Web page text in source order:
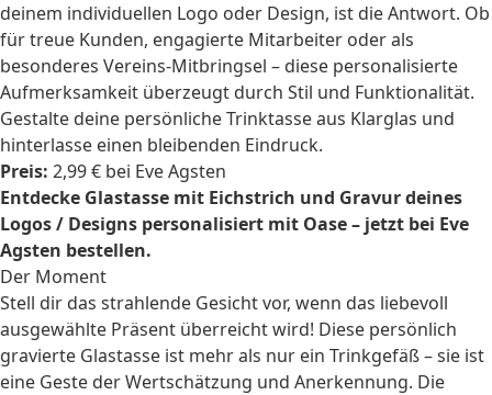
deinem individuellen Logo oder Design, ist die Antwort. Ob
für treue Kunden, engagierte Mitarbeiter oder als
besonderes Vereins-Mitbringsel – diese personalisierte
Aufmerksamkeit überzeugt durch Stil und Funktionalität.
Gestalte deine persönliche Trinktasse aus Klarglas und
hinterlasse einen bleibenden Eindruck.
Preis: 2,99 € bei Eve Agsten
Entdecke Glastasse mit Eichstrich und Gravur deines
Logos / Designs personalisiert mit Oase – jetzt bei Eve
Agsten bestellen.
Der Moment
Stell dir das strahlende Gesicht vor, wenn das liebevoll
ausgewählte Präsent überreicht wird! Diese persönlich
gravierte Glastasse ist mehr als nur ein Trinkgefäß – sie ist
eine Geste der Wertschätzung und Anerkennung. Die